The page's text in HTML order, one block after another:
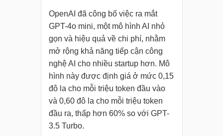
OpenAI đã công bố việc ra mắt
GPT-4o mini, một mô hình AI nhỏ
gọn và hiệu quả về chi phí, nhằm
mở rộng khả năng tiếp cận công
nghệ AI cho nhiều startup hơn. Mô
hình này được định giá ở mức 0,15
đô la cho mỗi triệu token đầu vào
và 0,60 đô la cho mỗi triệu token
đầu ra, thấp hơn 60% so với GPT-
3.5 Turbo.